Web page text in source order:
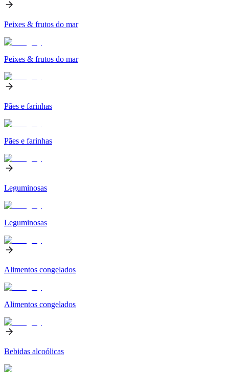
Peixes & frutos do mar
Peixes & frutos do mar
Pães e farinhas
Pães e farinhas
Leguminosas
Leguminosas
Alimentos congelados
Alimentos congelados
Bebidas alcoólicas